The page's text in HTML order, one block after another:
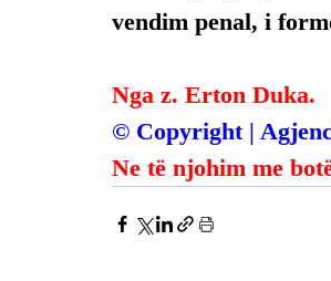
vendim penal, i
Nga z. Erton Duka.
© Copyright |
Ne të njohim me